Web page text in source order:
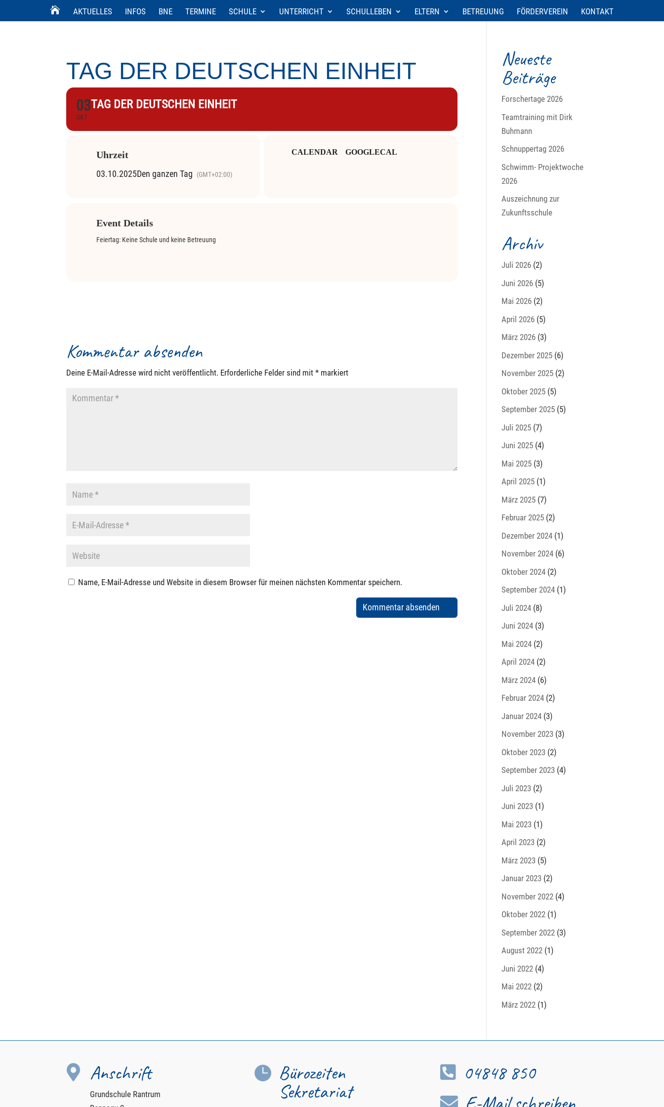
AKTUELLES INFOS BNE TERMINE SCHULE UNTERRICHT SCHULLEBEN ELTERN BETREUUNG FÖRDERVEREIN KONTAKT
TAG DER DEUTSCHEN EINHEIT
03
OKT
TAG DER DEUTSCHEN EINHEIT
Uhrzeit
03.10.2025Den ganzen Tag (GMT+02:00)
CALENDAR GOOGLECAL
Event Details
Feiertag: Keine Schule und keine Betreuung
Kommentar absenden
Deine E-Mail-Adresse wird nicht veröffentlicht. Erforderliche Felder sind mit* markiert
Name, E-Mail-Adresse und Website in diesem Browser für meinen nächsten Kommentar speichern.
Neueste
Beiträge
Forschertage 2026
Teamtraining mit Dirk
Buhmann
Schnuppertag 2026
Schwimm- Projektwoche
2026
Auszeichnung zur
Zukunftsschule
Archiv
Juli 2026 (2)
Juni 2026 (5)
Mai 2026 (2)
April 2026 (5)
März 2026 (3)
Dezember 2025 (6)
November 2025 (2)
Oktober 2025 (5)
September 2025 (5)
Juli 2025 (7)
Juni 2025 (4)
Mai 2025 (3)
April 2025 (1)
März 2025 (7)
Februar 2025 (2)
Dezember 2024 (1)
November 2024 (6)
Oktober 2024 (2)
September 2024 (1)
Juli 2024 (8)
Juni 2024 (3)
Mai 2024 (2)
April 2024 (2)
März 2024 (6)
Februar 2024 (2)
Januar 2024 (3)
November 2023 (3)
Oktober 2023 (2)
September 2023 (4)
Juli 2023 (2)
Juni 2023 (1)
Mai 2023 (1)
April 2023 (2)
März 2023 (5)
Januar 2023 (2)
November 2022 (4)
Oktober 2022 (1)
September 2022 (3)
August 2022 (1)
Juni 2022 (4)
Mai 2022 (2)
März 2022 (1)
 Anschrift
Grundschule Rantrum
 Bürozeiten
Sekretariat
 04848 850
